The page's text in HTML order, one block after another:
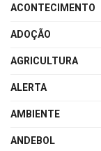
ACONTECIMENTO
ADOÇÃO
AGRICULTURA
ALERTA
AMBIENTE
ANDEBOL